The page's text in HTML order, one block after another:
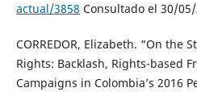
actual/3858 Consultado el 30/
CORREDOR, Elizabeth. “On the
Rights: Backlash, Rights-based
Campaigns in Colombia’s 2016